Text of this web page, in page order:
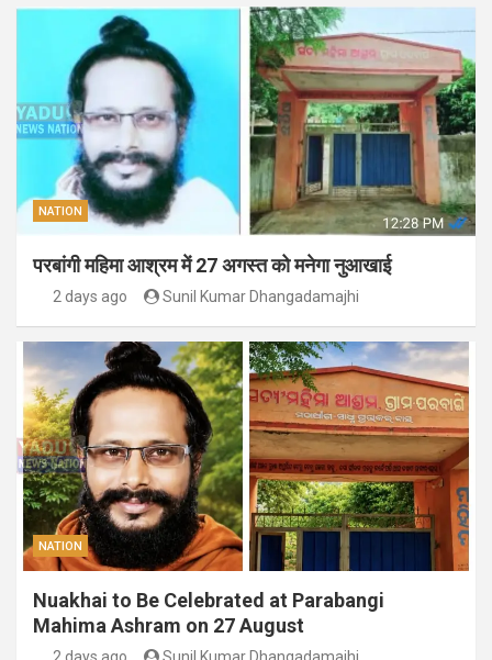
NATION
परबांगी महिमा आश्रम में 27 अगस्त को मनेगा नुआखाई
2 days ago Sunil Kumar Dhangadamajhi
NATION
Nuakhai to Be Celebrated at Parabangi
Mahima Ashram on 27 August